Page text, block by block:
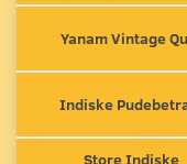
Yanam Vintage
Indiske
Store Indiske